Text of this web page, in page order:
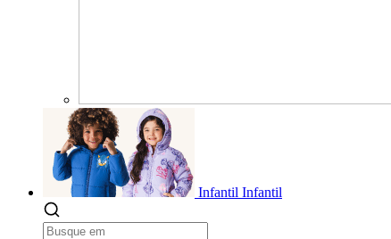
Infantil Infantil